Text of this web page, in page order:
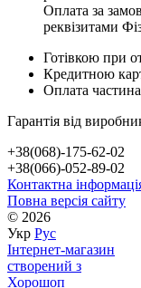
Оплата за
реквізитами
Готівкою при
Кредитною
Оплата
Гарантія від
+38(068)-175-62-02
+38(066)-052-89-02
Контактна
Повна версія сайту
© 2026
Укр Рус
Інтернет-магазин
створений з
Хорошоп